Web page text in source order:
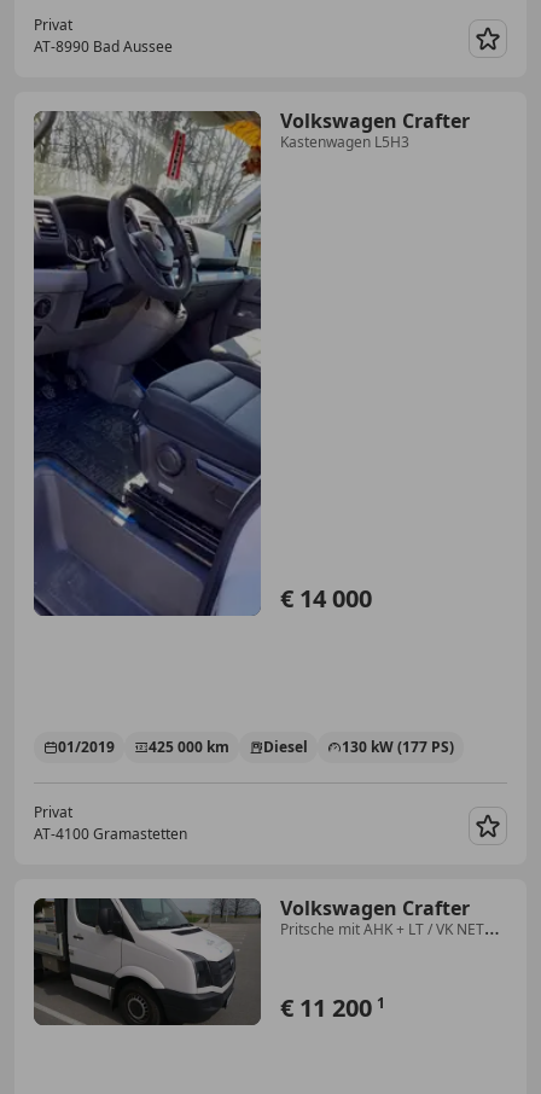
Privat
AT-8990 Bad Aussee
Volkswagen Crafter
Kastenwagen L5H3
€ 14 000
01/2019 425 000 km Diesel 130 kW (177 PS)
Privat
AT-4100 Gramastetten
Volkswagen Crafter
Pritsche mit AHK + LT / VK NETTO
€ 11 200 1